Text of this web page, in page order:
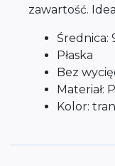
zawartość.
Średnica:
Płaska
Bez
Materiał:
Kolor: